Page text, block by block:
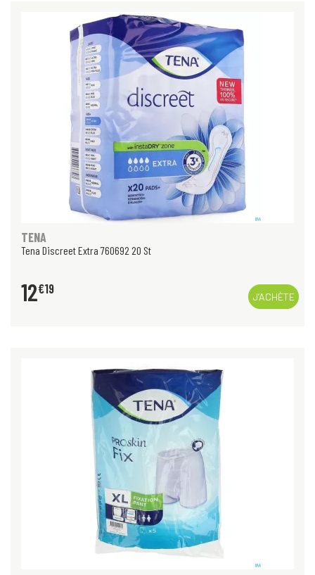
TENA
Tena Discreet Extra 760692 20 St
12€19
J’ACHÈTE